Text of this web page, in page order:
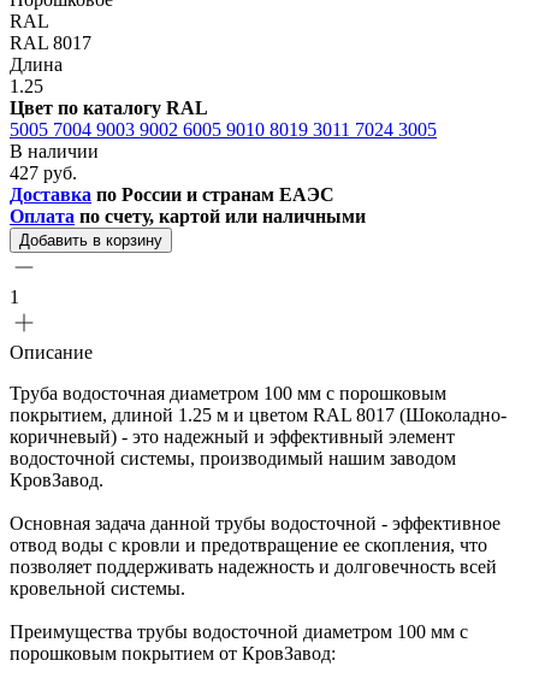
RAL
RAL 8017
Длина
1.25
Цвет по каталогу RAL
5005 7004 9003 9002 6005 9010 8019 3011 7024 3005
В наличии
427 руб.
Доставка по России и странам ЕАЭС
Оплата по счету, картой или наличными
Добавить в корзину
1
Описание
Труба водосточная диаметром 100 мм с порошковым
покрытием, длиной 1.25 м и цветом RAL 8017 (Шоколадно-
коричневый) - это надежный и эффективный элемент
водосточной системы, производимый нашим заводом
КровЗавод.
Основная задача данной трубы водосточной - эффективное
отвод воды с кровли и предотвращение ее скопления, что
позволяет поддерживать надежность и долговечность всей
кровельной системы.
Преимущества трубы водосточной диаметром 100 мм с
порошковым покрытием от КровЗавод: